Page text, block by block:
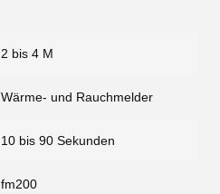
2 bis 4 M
Wärme- und Rauchmelder
10 bis 90 Sekunden
fm200